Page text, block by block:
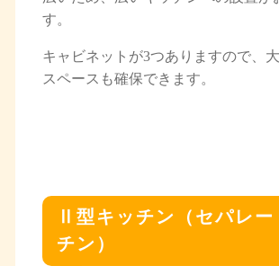
す。
キャビネットが3つありますので、
スペースも確保できます。
Ⅱ型キッチン（セパレー
チン）